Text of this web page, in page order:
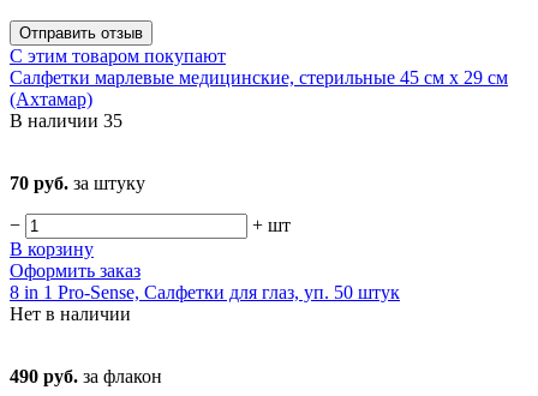
Отправить отзыв
С этим товаром покупают
Салфетки марлевые медицинские, стерильные 45 см х 29 см
(Ахтамар)
В наличии 35
70 руб. за штуку
− + шт
В корзину
Оформить заказ
8 in 1 Pro-Sense, Салфетки для глаз, уп. 50 штук
Нет в наличии
490 руб. за флакон